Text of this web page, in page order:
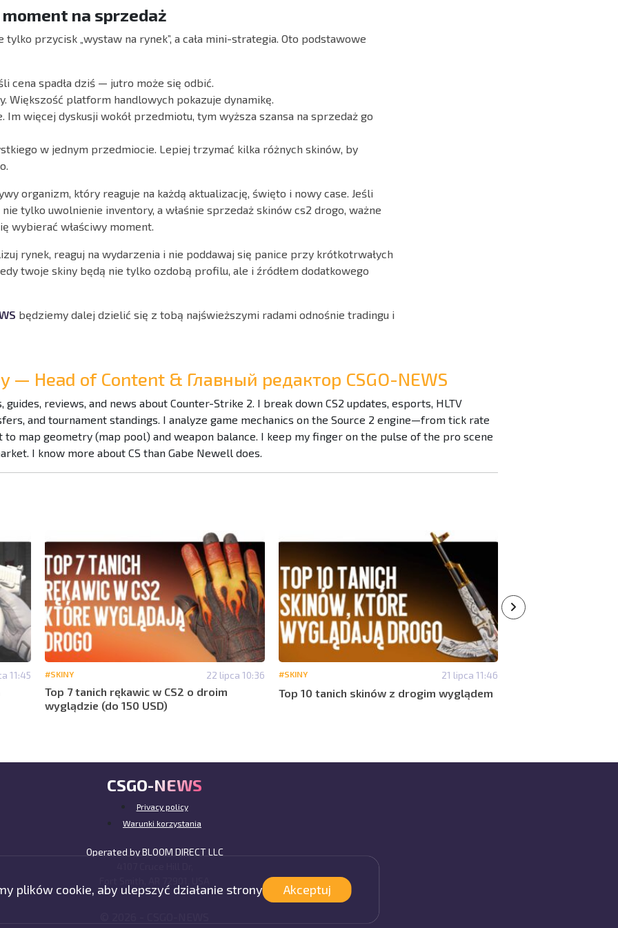
na sprzedaż
przycisk „wystaw na rynek”, a cała mini-strategia. Oto podstawowe
cena spadła dziś — jutro może się odbić.
Większość platform handlowych pokazuje dynamikę.
Im więcej dyskusji wokół przedmiotu, tym wyższa szansa na sprzedaż go
w jednym przedmiocie. Lepiej trzymać kilka różnych skinów, by
organizm, który reaguje na każdą aktualizację, święto i nowy case. Jeśli
tylko uwolnienie inventory, a właśnie sprzedaż skinów cs2 drogo, ważne
wybierać właściwy moment.
rynek, reaguj na wydarzenia i nie poddawaj się panice przy krótkotrwałych
twoje skiny będą nie tylko ozdobą profilu, ale i źródłem dodatkowego
będziemy dalej dzielić się z tobą najświeższymi radami odnośnie tradingu i
— Head of Content & Главный редактор CSGO-NEWS
reviews, and news about Counter-Strike 2. I break down CS2 updates, esports, HLTV
and tournament standings. I analyze game mechanics on the Source 2 engine—from tick rate
to map geometry (map pool) and weapon balance. I keep my finger on the pulse of the pro scene
I know more about CS than Gabe Newell does.
11:45 #SKINY 22 lipca 10:36
Top 7 tanich rękawic w CS2 o droim
wyglądzie (do 150 USD)
#SKINY 21 lipca 11:46
Top 10 tanich skinów z drogim wyglądem
CSGO-NEWS
Privacy policy
Warunki korzystania
Operated by BLOOM DIRECT LLC
plików cookie, aby ulepszyć działanie strony Akceptuj